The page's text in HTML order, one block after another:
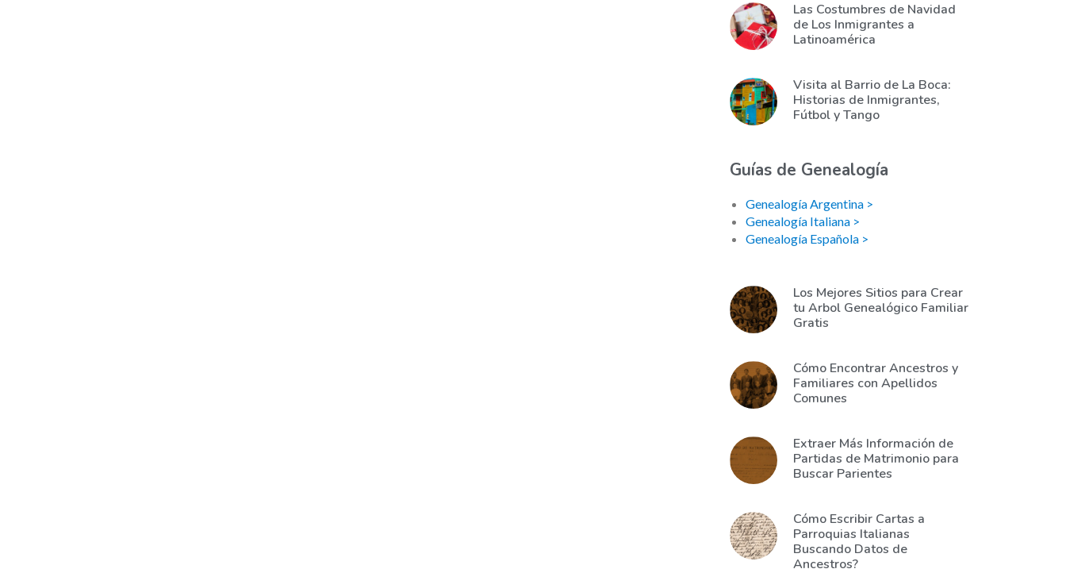
Las Costumbres de Navidad
de Los Inmigrantes a
Latinoamérica
Visita al Barrio de La Boca:
Historias de Inmigrantes,
Fútbol y Tango
Guías de Genealogía
Genealogía Argentina >
Genealogía Italiana >
Genealogía Española >
Los Mejores Sitios para Crear
tu Arbol Genealógico Familiar
Gratis
Cómo Encontrar Ancestros y
Familiares con Apellidos
Comunes
Extraer Más Información de
Partidas de Matrimonio para
Buscar Parientes
Cómo Escribir Cartas a
Parroquias Italianas
Buscando Datos de
Ancestros?